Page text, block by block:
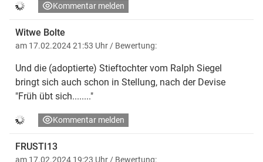
Kommentar melden
Witwe Bolte
am 17.02.2024 21:53 Uhr / Bewertung:
Und die (adoptierte) Stieftochter vom Ralph Siegel
bringt sich auch schon in Stellung, nach der Devise
"Früh übt sich........"
Kommentar melden
FRUSTI13
am 17.02.2024 19:23 Uhr / Bewertung: